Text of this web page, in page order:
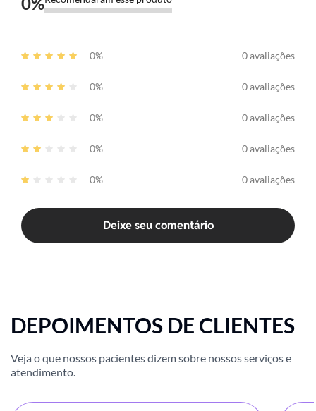
0% 0 avaliações
0% 0 avaliações
0% 0 avaliações
0% 0 avaliações
0% 0 avaliações
Deixe seu comentário
DEPOIMENTOS DE CLIENTES
Veja o que nossos pacientes dizem sobre nossos serviços e
atendimento.